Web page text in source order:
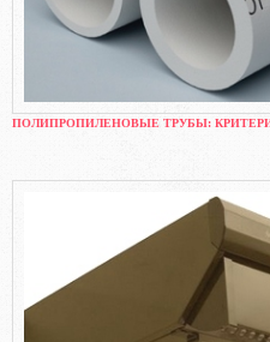
ПОЛИПРОПИЛЕНОВЫЕ ТРУБЫ: